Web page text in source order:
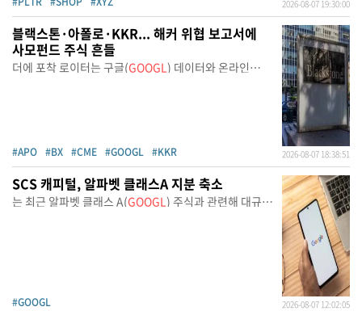
2026-08-07 19:30:00
블랙스톤·아폴로·KKR... 해커 위협 보고서에
사모펀드 주식 흔들
더에 포착 로이터는 구글(GOOGL) 데이터와 온라인
#APO #BX #CME #GOOGL #KKR 2026-08-07 18:38:51
SCS 캐피털, 알파벳 클래스A 지분 축소
는 최근 알파벳 클래스 A(GOOGL) 주식과 관련해 대규모
#GOOGL 2026-08-07 12:02:05